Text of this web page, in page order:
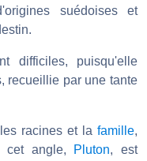
suédoises et
difficiles, puisqu'elle
recueillie par une tante
racines et la famille,
angle, Pluton, est